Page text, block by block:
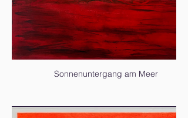
Sonnenuntergang am Meer